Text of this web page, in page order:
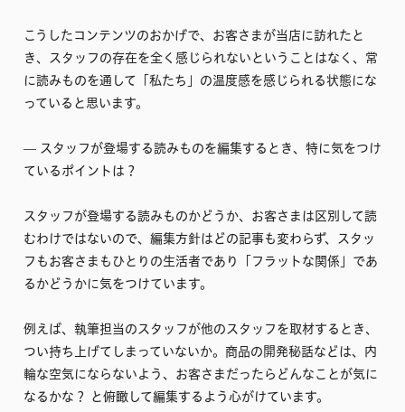
こうしたコンテンツのおかげで、お客さまが当店に訪れたと
き、スタッフの存在を全く感じられないということはなく、常
に読みものを通して「私たち」の温度感を感じられる状態にな
っていると思います。
–– スタッフが登場する読みものを編集するとき、特に気をつけ
ているポイントは？
スタッフが登場する読みものかどうか、お客さまは区別して読
むわけではないので、編集方針はどの記事も変わらず、スタッ
フもお客さまもひとりの生活者であり「フラットな関係」であ
るかどうかに気をつけています。
例えば、執筆担当のスタッフが他のスタッフを取材するとき、
つい持ち上げてしまっていないか。商品の開発秘話などは、内
輪な空気にならないよう、お客さまだったらどんなことが気に
なるかな？ と俯瞰して編集するよう心がけています。